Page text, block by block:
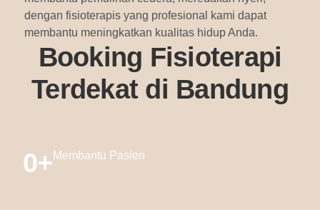
dengan fisioterapis yang profesional kami dapat
membantu meningkatkan kualitas hidup Anda.
Booking Fisioterapi
Terdekat di Bandung
0+ Membantu Pasien